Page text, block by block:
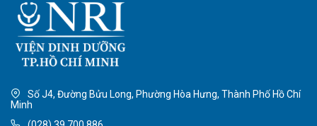
Số J4, Đường Bửu Long, Phường Hòa Hưng, Thành Phố Hồ Chí
Minh